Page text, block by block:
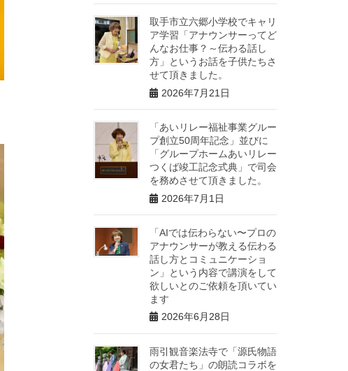
取手市立六郷小学校でキャリ
ア学習「アナウンサーってど
んなお仕事？～伝わる話し
方」というお話を子供たちさ
せて頂きました。
2026年7月21日
「あいリレー福祉事業グルー
プ創立50周年記念」並びに
「グループホームあいリレー
つくば竣工記念式典」で司会
を務めさせて頂きました。
2026年7月1日
「AIでは伝わらない〜プロの
アナウンサーが教える伝わる
話し方とコミュニケーショ
ン」という内容で講演をして
欲しいとのご依頼を頂いてい
ます
2026年6月28日
雨引観音楽法寺で「源氏物語
の女君たち」の朗読コラボを